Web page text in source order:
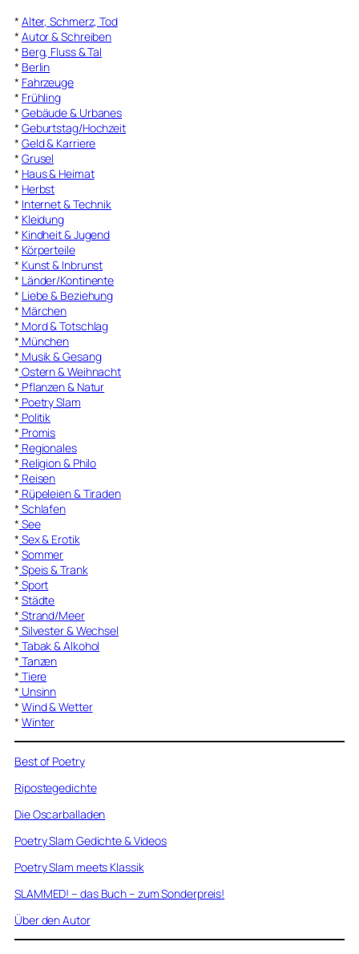
* Alter, Schmerz, Tod
* Autor & Schreiben
* Berg, Fluss & Tal
* Berlin
* Fahrzeuge
* Frühling
* Gebäude & Urbanes
* Geburtstag/Hochzeit
* Geld & Karriere
* Grusel
* Haus & Heimat
* Herbst
* Internet & Technik
* Kleidung
* Kindheit & Jugend
* Körperteile
* Kunst & Inbrunst
* Länder/Kontinente
* Liebe & Beziehung
* Märchen
* Mord & Totschlag
* München
* Musik & Gesang
* Ostern & Weihnacht
* Pflanzen & Natur
* Poetry Slam
* Politik
* Promis
* Regionales
* Religion & Philo
* Reisen
* Rüpeleien & Tiraden
* Schlafen
* See
* Sex & Erotik
* Sommer
* Speis & Trank
* Sport
* Städte
* Strand/Meer
* Silvester & Wechsel
* Tabak & Alkohol
* Tanzen
* Tiere
* Unsinn
* Wind & Wetter
* Winter
Best of Poetry
Ripostegedichte
Die Oscarballaden
Poetry Slam Gedichte & Videos
Poetry Slam meets Klassik
SLAMMED! – das Buch – zum Sonderpreis!
Über den Autor